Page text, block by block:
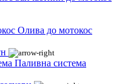
Олива до мотокос
Паливна система